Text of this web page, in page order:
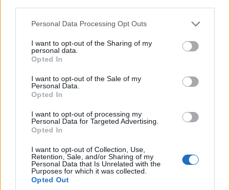
Please note that this website/app uses one or more Google
not limited to your visit or usage behaviour. You may click to
grant or deny consent to Google and its third-party tags to
use your data for below specified purposes in below Google
consent section.
Personal Data Processing Opt Outs
I want to opt-out of the Sharing of my
personal data.
Opted In
I want to opt-out of the Sale of my
Personal Data.
Opted In
I want to opt-out of processing my
Personal Data for Targeted Advertising.
Opted In
I want to opt-out of Collection, Use,
Retention, Sale, and/or Sharing of my
Personal Data that Is Unrelated with the
Purposes for which it was collected.
Opted Out
ΠΟΕ: Η διαδικασία της 3ης Αυγούστου ας
αποτελέσει την αρχή του τέλους της πολυετούς